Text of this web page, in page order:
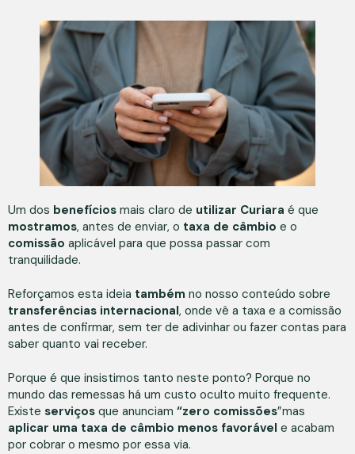
Um dos benefícios mais claro de utilizar Curiara é que
mostramos, antes de enviar, o taxa de câmbio e o
comissão aplicável para que possa passar com
tranquilidade.
Reforçamos esta ideia também no nosso conteúdo sobre
transferências internacional, onde vê a taxa e a comissão
antes de confirmar, sem ter de adivinhar ou fazer contas para
saber quanto vai receber.
Porque é que insistimos tanto neste ponto? Porque no
mundo das remessas há um custo oculto muito frequente.
Existe serviços que anunciam “zero comissões”mas
aplicar uma taxa de câmbio menos favorável e acabam
por cobrar o mesmo por essa via.